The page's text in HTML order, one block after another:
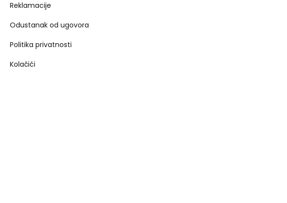
Reklamacije
Odustanak od ugovora
Politika privatnosti
Kolačići